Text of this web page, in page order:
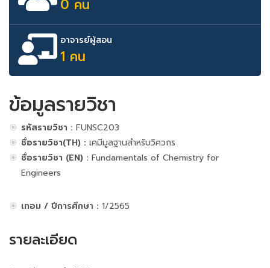
0 คน
อาจารย์ผู้สอน
1 คน
ข้อมูลรายวิชา
รหัสรายวิชา : FUNSC203
ชื่อรายวิชา(TH) : เคมีมูลฐานสำหรับวิศวกร
ชื่อรายวิชา (EN) : Fundamentals of Chemistry for
Engineers
เทอม / ปีการศึกษา : 1/2565
รายละเอียด